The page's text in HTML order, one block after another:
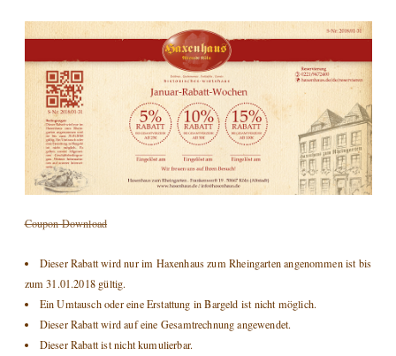
Coupon Download
Dieser Rabatt wird nur im Haxenhaus zum Rheingarten angenommen ist bis
zum 31.01.2018 gültig.
Ein Umtausch oder eine Erstattung in Bargeld ist nicht möglich.
Dieser Rabatt wird auf eine Gesamtrechnung angewendet.
Dieser Rabatt ist nicht kumulierbar.